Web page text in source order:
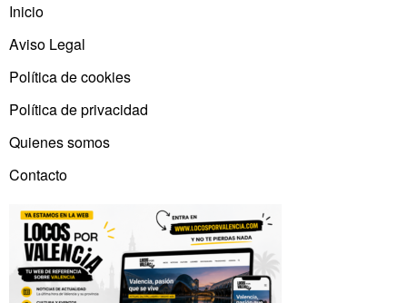
Inicio
Aviso Legal
Política de cookies
Política de privacidad
Quienes somos
Contacto